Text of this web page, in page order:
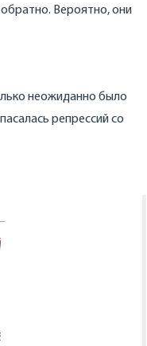
Вероятно, они
неожиданно было
репрессий со